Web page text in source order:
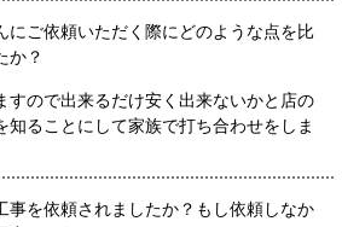
にご依頼いただく際にどのような点を比
か？
すので出来るだけ安く出来ないかと店の
知ることにして家族で打ち合わせをしま
事を依頼されましたか？もし依頼しなか